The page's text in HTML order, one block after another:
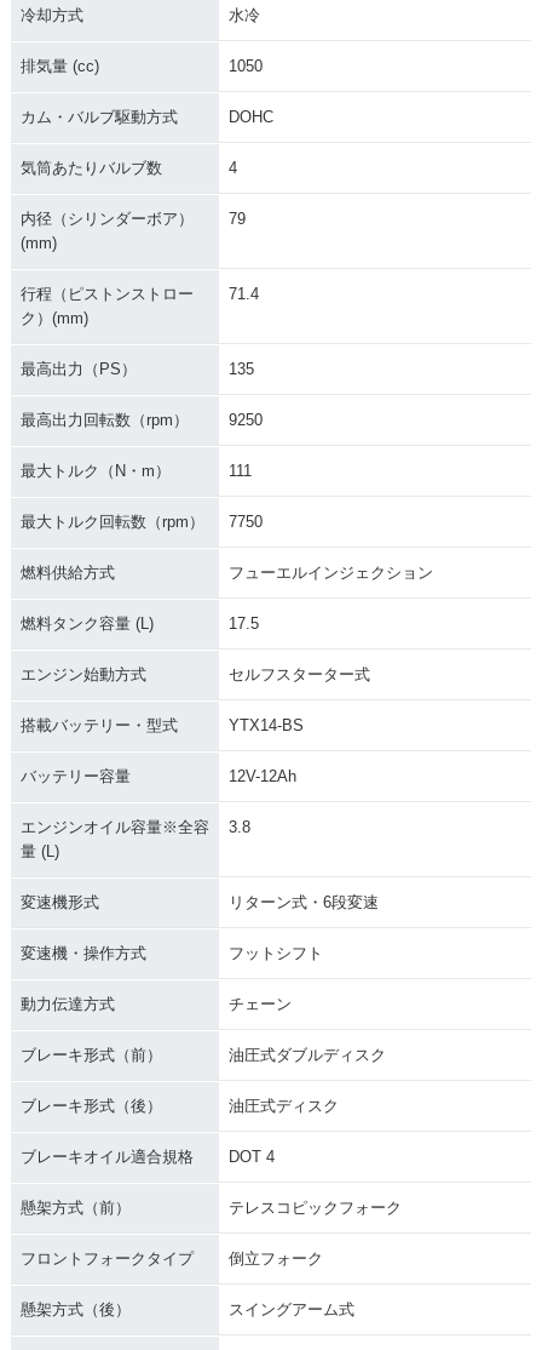
ジ
冷却方式 水冷
排気量 (cc) 1050
カム・バルブ駆動方式 DOHC
気筒あたりバルブ数 4
内径（シリンダーボア）
(mm)
79
行程（ピストンストロー
ク）(mm)
71.4
最高出力（PS） 135
最高出力回転数（rpm） 9250
最大トルク（N・m） 111
最大トルク回転数（rpm） 7750
燃料供給方式 フューエルインジェクション
燃料タンク容量 (L) 17.5
エンジン始動方式 セルフスターター式
搭載バッテリー・型式 YTX14-BS
バッテリー容量 12V-12Ah
エンジンオイル容量※全容
量 (L)
3.8
変速機形式 リターン式・6段変速
変速機・操作方式 フットシフト
動力伝達方式 チェーン
ブレーキ形式（前） 油圧式ダブルディスク
ブレーキ形式（後） 油圧式ディスク
ブレーキオイル適合規格 DOT 4
懸架方式（前） テレスコピックフォーク
フロントフォークタイプ 倒立フォーク
懸架方式（後） スイングアーム式